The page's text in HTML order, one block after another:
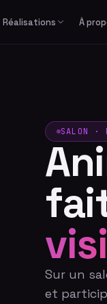
Bar / Bat Mitzvah
Voir tous les
Réalisations À
SALON ·
Sur un
et